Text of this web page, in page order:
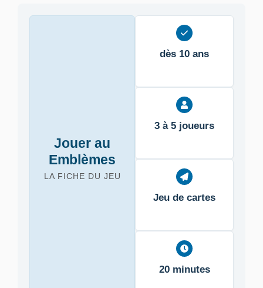
Jouer au
Emblèmes
LA FICHE DU JEU
dès 10 ans
3 à 5 joueurs
Jeu de cartes
20 minutes